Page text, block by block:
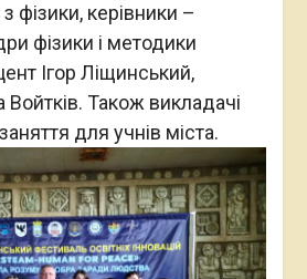
фізики, керівники –
фізики і методики
Ігор Ліщинський,
Войтків. Також викладачі
для учнів міста.